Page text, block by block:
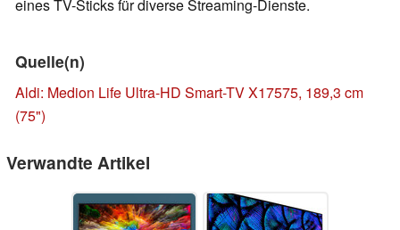
eines TV-Sticks für diverse Streaming-Dienste.
Quelle(n)
Aldi: Medion Life Ultra-HD Smart-TV X17575, 189,3 cm
(75")
Verwandte Artikel